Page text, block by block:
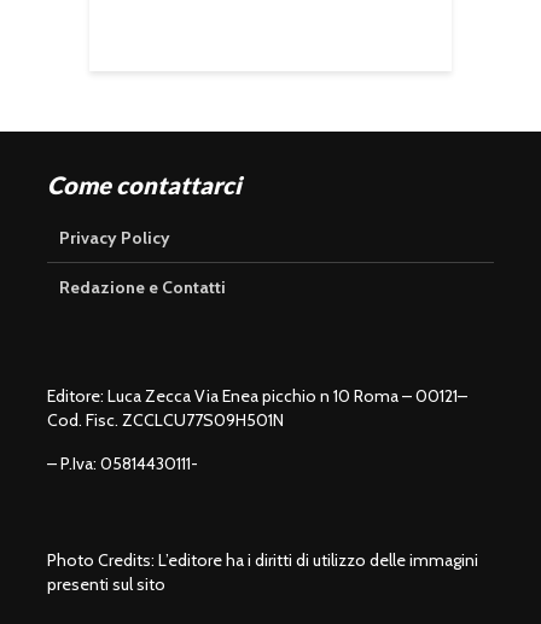
Come contattarci
Privacy Policy
Redazione e Contatti
Editore: Luca Zecca Via Enea picchio n 10 Roma – 00121–
Cod. Fisc. ZCCLCU77S09H501N
– P.Iva: 05814430111-
Photo Credits: L’editore ha i diritti di utilizzo delle immagini
presenti sul sito